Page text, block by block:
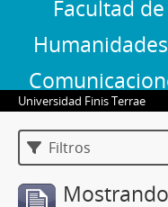
Facultad de
Universidad Finis Terrae
Filtros